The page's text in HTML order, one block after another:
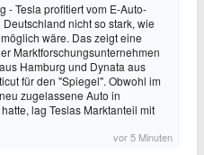
- Tesla profitiert vom E-Auto-
Deutschland nicht so stark, wie
wäre. Das zeigt eine
Marktforschungsunternehmen
Hamburg und Dynata aus
für den "Spiegel". Obwohl im
zugelassene Auto in
lag Teslas Marktanteil mit
vor 5 Minuten